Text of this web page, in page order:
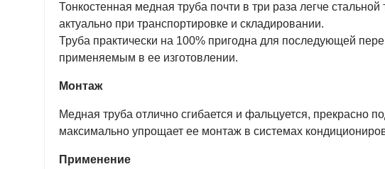
Тонкостенная медная труба почти в три раза легче
актуально при транспортировке и складировании.
Труба практически на 100% пригодна для последующей
применяемым в ее изготовлении.
Монтаж
Медная труба отлично сгибается и фальцуется, прекрасно
максимально упрощает ее монтаж в системах
Применение